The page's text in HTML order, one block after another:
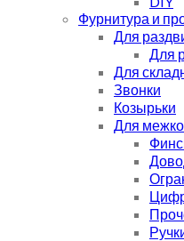
Фурнитура и
Для
Для
Для
Звонки
Козырьки
Для